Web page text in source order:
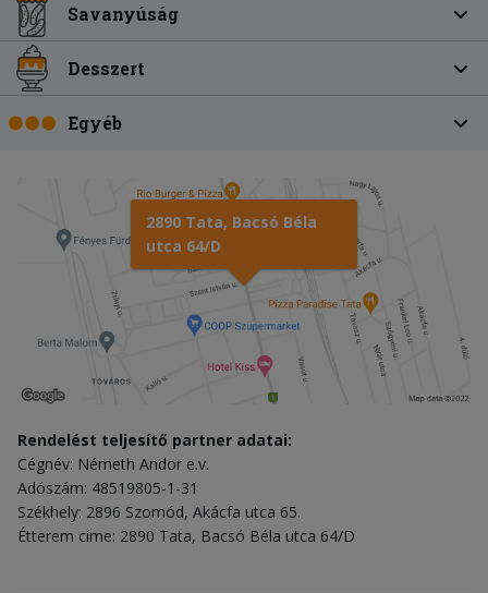
Savanyúság
Desszert
Egyéb
2890 Tata, Bacsó Béla
utca 64/D
Rendelést teljesítő partner adatai:
Cégnév: Németh Andor e.v.
Adószám: 48519805-1-31
Székhely: 2896 Szomód, Akácfa utca 65.
Étterem címe: 2890 Tata, Bacsó Béla utca 64/D